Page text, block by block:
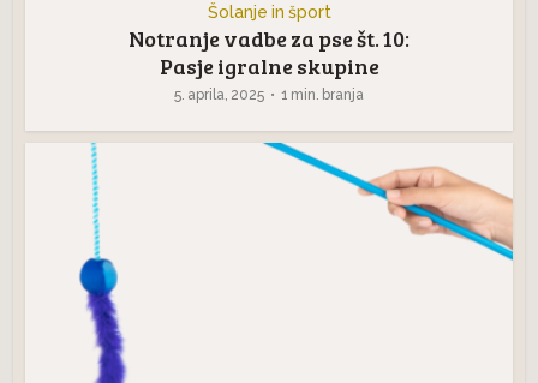
Šolanje in šport
Notranje vadbe za pse št. 10:
Pasje igralne skupine
5. aprila, 2025 1 min. branja